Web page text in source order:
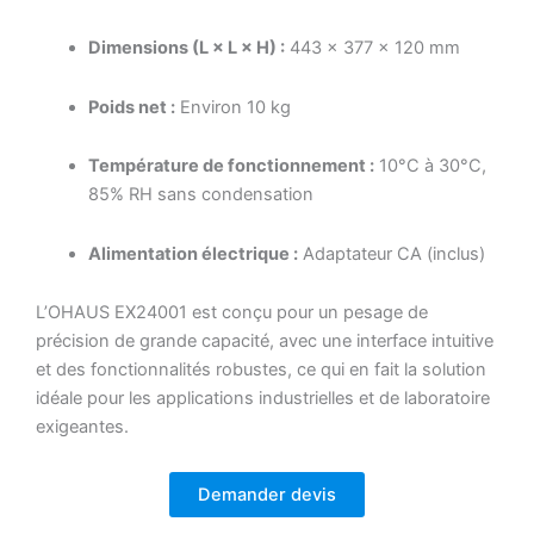
Dimensions (L × L × H) :443 × 377 × 120 mm
Poids net :Environ 10 kg
Température de fonctionnement :10°C à 30°C,
85% RH sans condensation
Alimentation électrique :Adaptateur CA (inclus)
L’OHAUS EX24001 est conçu pour un pesage de
précision de grande capacité, avec une interface intuitive
et des fonctionnalités robustes, ce qui en fait la solution
idéale pour les applications industrielles et de laboratoire
exigeantes.
Demander devis